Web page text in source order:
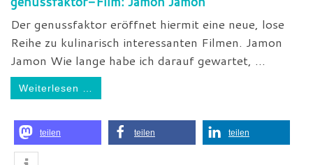
Der genussfaktor eröffnet hiermit eine neue, lose
Reihe zu kulinarisch interessanten Filmen. Jamon
Jamon Wie lange habe ich darauf gewartet, ...
Weiterlesen …
teilen teilen teilen